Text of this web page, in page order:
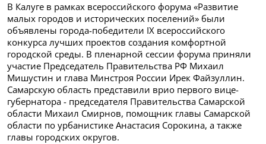
В Калуге в рамках всероссийского форума «Развитие
малых городов и исторических поселений» были
объявлены города-победители IX всероссийского
конкурса лучших проектов создания комфортной
городской среды. В пленарной сессии форума приняли
участие Председатель Правительства РФ Михаил
Мишустин и глава Минстроя России Ирек Файзуллин.
Самарскую область представили врио первого вице-
губернатора - председателя Правительства Самарской
области Михаил Смирнов, помощник главы Самарской
области по урбанистике Анастасия Сорокина, а также
главы городских округов.